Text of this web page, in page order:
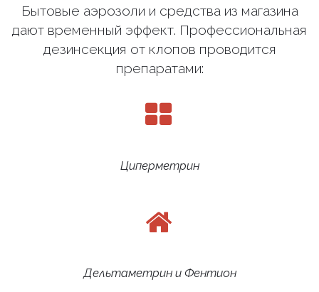
Бытовые аэрозоли и средства из магазина
дают временный эффект. Профессиональная
дезинсекция от клопов проводится
препаратами:
Циперметрин
Дельтаметрин и Фентион